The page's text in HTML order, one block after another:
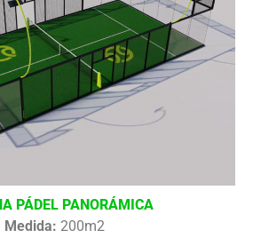
PÁDEL PANORÁMICA
Medida: 200m2